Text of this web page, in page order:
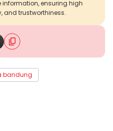
ensuring high
and trustworthiness.
bandung